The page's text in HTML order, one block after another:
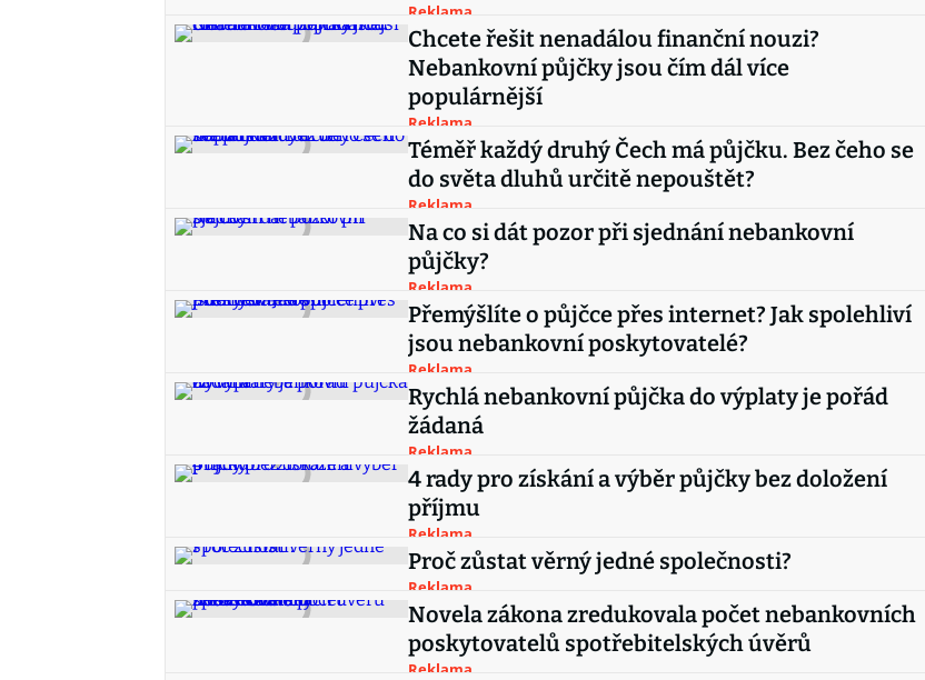
Reklama
Chcete řešit nenadálou finanční nouzi?
Nebankovní půjčky jsou čím dál více
populárnější
Reklama
Téměř každý druhý Čech má půjčku. Bez čeho se
do světa dluhů určitě nepouštět?
Reklama
Na co si dát pozor při sjednání nebankovní
půjčky?
Reklama
Přemýšlíte o půjčce přes internet? Jak spolehliví
jsou nebankovní poskytovatelé?
Reklama
Rychlá nebankovní půjčka do výplaty je pořád
žádaná
Reklama
4 rady pro získání a výběr půjčky bez doložení
příjmu
Reklama
Proč zůstat věrný jedné společnosti?
Reklama
Novela zákona zredukovala počet nebankovních
poskytovatelů spotřebitelských úvěrů
Reklama